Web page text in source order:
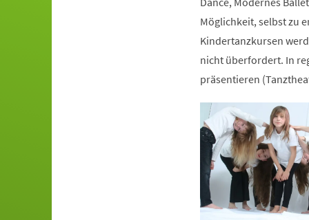
Möglichkeit, selbst zu
Kindertanzkursen
nicht überfordert. In
präsentieren